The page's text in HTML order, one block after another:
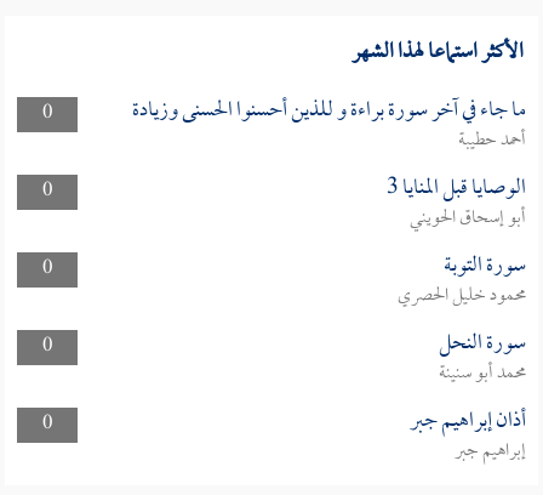
الأكثر استماعا لهذا الشهر
0 ما جاء في آخر سورة براءة و للذين أحسنوا الحسنى وزيادة
أحمد حطيبة
0
الوصايا قبل المنايا 3
أبو إسحاق الحويني
0
سورة التوبة
محمود خليل الحصري
0
سورة النحل
محمد أبو سنينة
0
أذان إبراهيم جبر
إبراهيم جبر